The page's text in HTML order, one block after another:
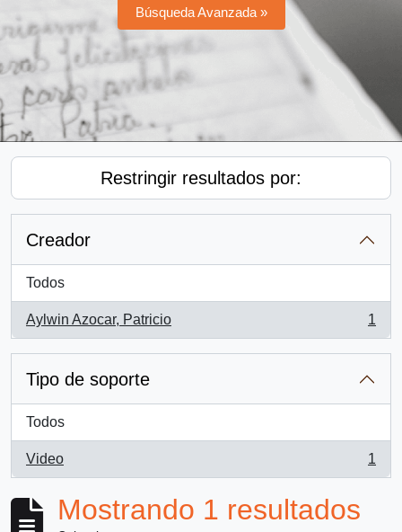
Búsqueda Avanzada »
Restringir resultados por:
Creador
Todos
Aylwin Azocar, Patricio
, 1 resultados
1
Tipo de soporte
Todos
Video
, 1 resultados
1
Mostrando 1 resultados